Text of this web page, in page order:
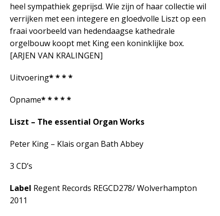
heel sympathiek geprijsd. Wie zijn of haar collectie wil
verrijken met een integere en gloedvolle Liszt op een
fraai voorbeeld van hedendaagse kathedrale
orgelbouw koopt met King een koninklijke box.
[ARJEN VAN KRALINGEN]
Uitvoering* * * *
Opname* * * * *
Liszt – The essential Organ Works
Peter King – Klais organ Bath Abbey
3 CD’s
Label Regent Records REGCD278/ Wolverhampton
2011